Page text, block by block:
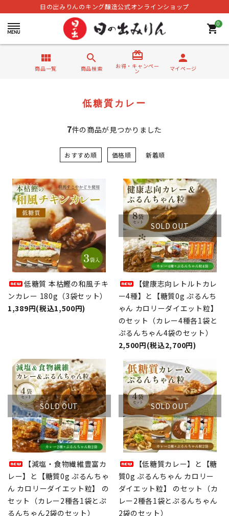
日の出みりんのキング醸造公式オンラインショップ
0
shopping_cart
view_module
商品一覧
search
商品検索
card_giftcard
お得・キャンペー
ン
person
マイページ
低糖質カレー
7件の商品が見つかりました
おすすめ順 価格順 新着順
低糖質 本枯鰹の和風チキ
ンカレー 180g（3袋セット）
1,389円(税込1,500円)
SOLD OUT
【健康志向レトルトカレ
ー4種】と【糖質0g ぷるんち
ゃん カロリーダイエット粒】
のセット（カレー4種各1袋と
ぷるんちゃん4袋のセット）
2,500円(税込2,700円)
SOLD OUT
【減塩・食物繊維豊富カ
レー】と【糖質0g ぷるんちゃ
ん カロリーダイエット粒】 の
セット（カレー2種各1袋とぷ
るんちゃん2袋のセット）
SOLD OUT
【低糖質カレー】と【糖
質0g ぷるんちゃん カロリー
ダイエット粒】 のセット（カ
レー2種各1袋とぷるんちゃん
2袋のセット）